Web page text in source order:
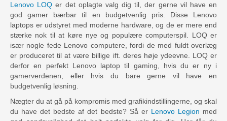
Lenovo LOQ er det oplagte valg dig til, der gerne vil have en
god gamer bærbar til en budgetvenlig pris. Disse Lenovo
laptops er udstyret med moderne hardware, og de er mere end
stærke nok til at køre nye og populære computerspil. LOQ er
især nogle fede Lenovo computere, fordi de med fuldt overlæg
er produceret til at være billige ift. deres høje ydeevne. LOQ er
derfor en perfekt Lenovo laptop til gaming, hvis du er ny i
gamerverdenen, eller hvis du bare gerne vil have en
budgetvenlig løsning.
Nægter du at gå på kompromis med grafikindstillingerne, og skal
du have det bedste af det bedste? Så er Lenovo Legion med